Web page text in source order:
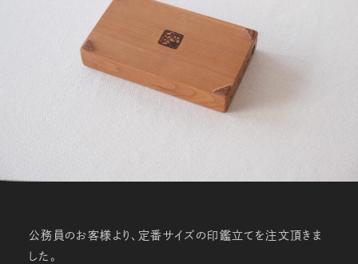
公務員のお客様より、定番サイズの印鑑立てを注文頂きま
した。